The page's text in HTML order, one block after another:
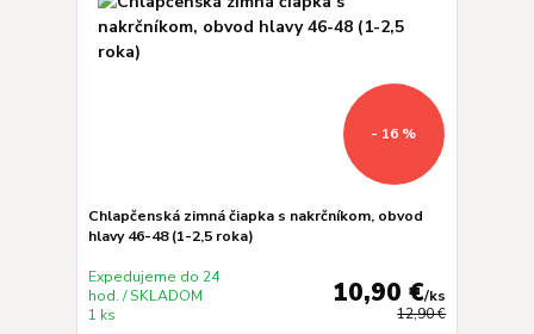
- 16 %
Chlapčenská zimná čiapka s nakrčníkom, obvod
hlavy 46-48 (1-2,5 roka)
12,90 €
10,90 €/ks
Expedujeme do 24
hod. / SKLADOM
1 ks